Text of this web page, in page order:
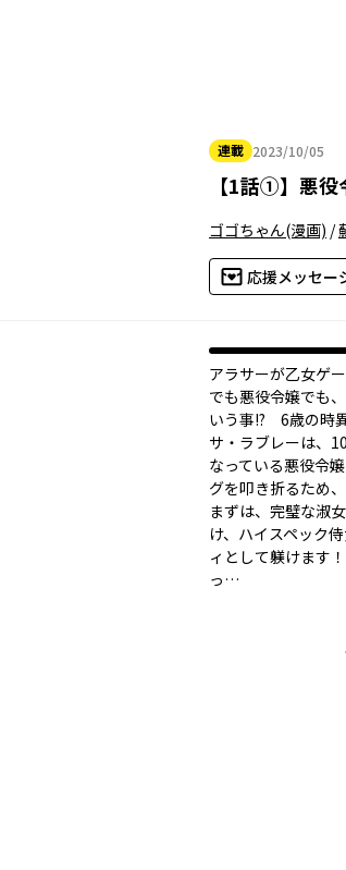
連載 2023/10/05
2023年10月05日
【1話①】 悪役
ゴゴちゃん(漫画) /
応援メッセー
アラサーが乙女ゲ
でも悪役令嬢でも
いう事!? 6歳の時
サ・ラブレーは、
なっている悪役令
グを叩き折るため
まずは、完璧な淑
け、ハイスペック
ィとして躾けます
っ…